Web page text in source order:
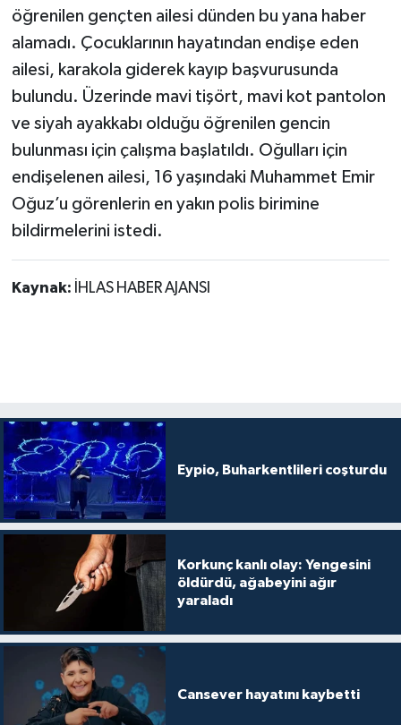
öğrenilen gençten ailesi dünden bu yana haber
alamadı. Çocuklarının hayatından endişe eden
ailesi, karakola giderek kayıp başvurusunda
bulundu. Üzerinde mavi tişört, mavi kot pantolon
ve siyah ayakkabı olduğu öğrenilen gencin
bulunması için çalışma başlatıldı. Oğulları için
endişelenen ailesi, 16 yaşındaki Muhammet Emir
Oğuz’u görenlerin en yakın polis birimine
bildirmelerini istedi.
Kaynak: İHLAS HABER AJANSI
Eypio, Buharkentlileri coşturdu
Korkunç kanlı olay: Yengesini
öldürdü, ağabeyini ağır
yaraladı
Cansever hayatını kaybetti